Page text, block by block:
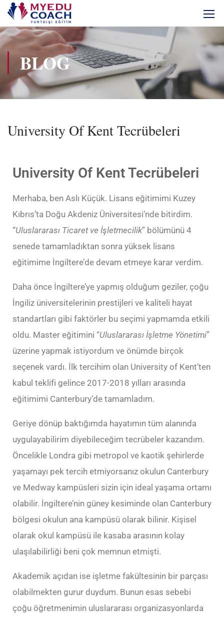
BLOG
University Of Kent Tecrübeleri
University Of Kent Tecrübeleri
Merhaba, ben Aslı Küçük. Lisans eğitimimi Kuzey
Kıbrıs’ta Doğu Akdeniz Üniversitesi’nde bitirdim.
“Uluslararası Ticaret ve İşletmecilik” bölümünü 4
senede tamamladıktan sonra yüksek lisans
eğitimime İngiltere’de devam etmeye karar verdim.
Daha önce İngiltere’ye yapmış olduğum geziler, çoğu
İngiliz üniversitelerinin prestijleri ve kaliteli hayat
standartları gibi faktörler bu seçimi yapmamda etkili
oldu. Master eğitimini “Uluslararası İşletme Yönetimi”
üzerine yapmak istiyordum ve önümde birçok
seçenek vardı. İlk tercihim olan University of Kent’ten
kabul teklifi gelince 2017-2018 yılları arasında
eğitimimi Canterbury’de tamamladım.
Geriye dönüp baktığımda hayatımın tüm alanında
uygulayabilirim diyebileceğim tecrübeler kazandım.
Öncelikle Londra gibi metropol ve kaotik şehirlerde
yaşamayı pek tercih etmiyorsanız okulun Canterbury
ve Medway kampüsleri sizin için ideal yaşama ortamı
olabilir. İngiltere’nin güney kesiminde olan Canterbury
bölgesi okulun ana kampüsü olarak bilinir. Kişisel
olarak okul kampüsü ile kasaba arasının kolay
ulaşılabilirliği beni çok memnun etmişti.
Akademik açıdan ise işletme fakültesinin bir parçası
olabilmekten gurur duydum. Bunun esas sebebi
çoğu öğretmenimin uluslararası organizasyonlarda